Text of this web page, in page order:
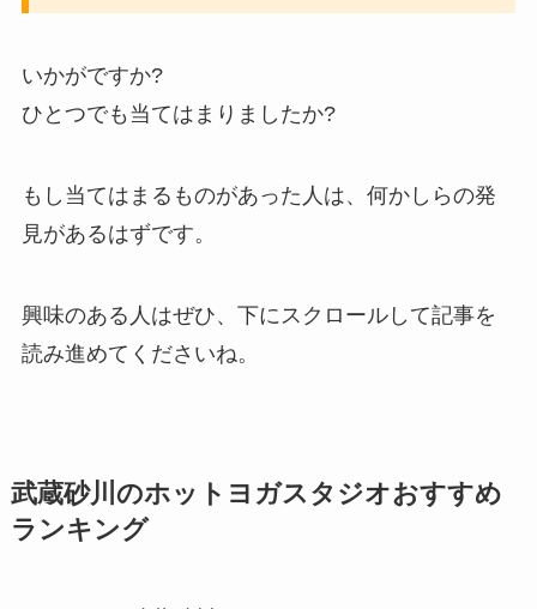
いかがですか?
ひとつでも当てはまりましたか?
もし当てはまるものがあった人は、何かしらの発
見があるはずです。
興味のある人はぜひ、下にスクロールして記事を
読み進めてくださいね。
武蔵砂川のホットヨガスタジオおすすめ
ランキング